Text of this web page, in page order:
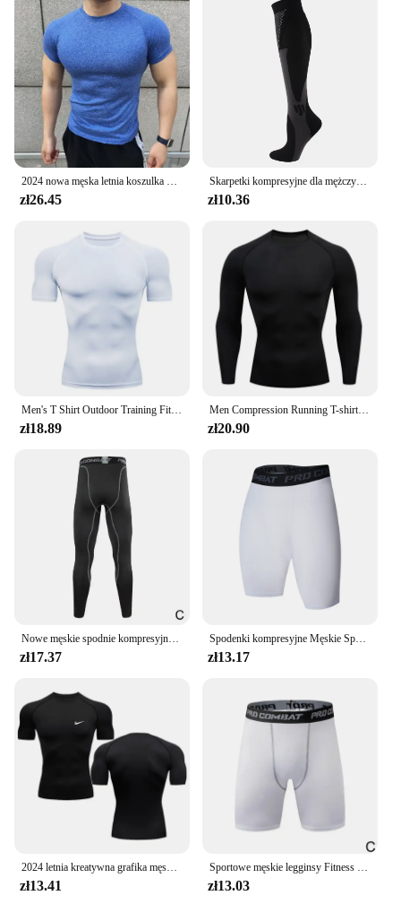
2024 nowa męska letnia koszulka Fitness z krótkim rękawem do biegania sportowa kompresyjna koszulka treningowa codzienna wysokiej jakości odzież
zł26.45
Skarpetki kompresyjne dla mężczyzn i kobiet Medyczne skarpety sportowe Altetyczne są najlepsze do biegania w podróży na rowerze
zł10.36
Men's T Shirt Outdoor Training Fitness Gym Jogging Running Sweatshirt Bat/-Man Compression Shirts Tight Elastic Breathable
zł18.89
Men Compression Running T-shirt Fitness Tight Long Sleeve Sport Shirts Training Jogging Tops Gym Sportswear Dry Fit Rashgard
zł20.90
Nowe męskie spodnie kompresyjne męskie rajstopy leginsy do biegania na trening Sport Fitness szybkie suche dopasowanie Joggings spodnie do ćwiczenia
zł17.37
Spodenki kompresyjne Męskie Spandex Spodenki sportowe Legginsy do koszykówki Trening sportowy Bieganie Wydajność Bielizna basenowa
zł13.17
2024 letnia kreatywna grafika męska koszulka kompresyjna do biegania z krótkim rękawem obcisła koszulka do ćwiczeń Fitness dres do joggingu
zł13.41
Sportowe męskie legginsy Fitness elastyczne rajstopy uciskowe szybkie suszenie do biegania na trening Stretch pięciopunktowe szorty
zł13.03